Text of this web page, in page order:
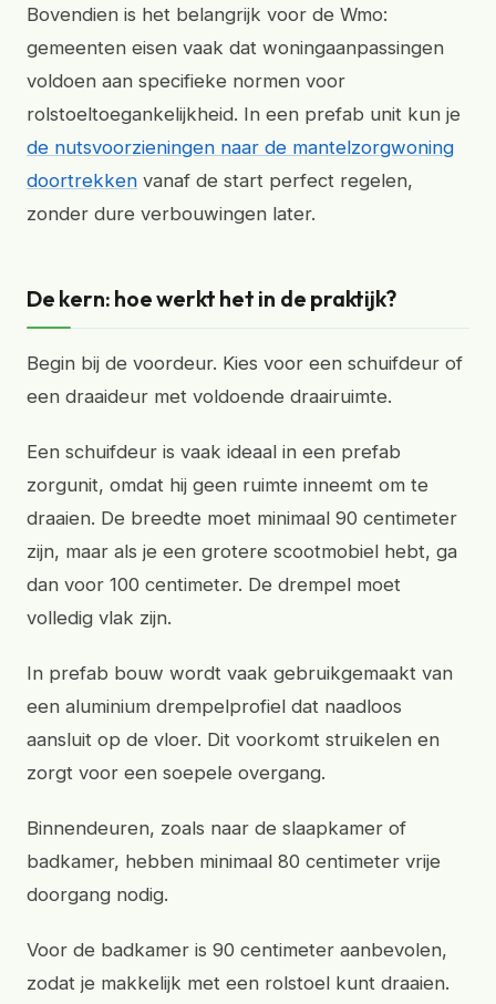
Bovendien is het belangrijk voor de Wmo:
gemeenten eisen vaak dat woningaanpassingen
voldoen aan specifieke normen voor
rolstoeltoegankelijkheid. In een prefab unit kun je
de nutsvoorzieningen naar de mantelzorgwoning
doortrekken vanaf de start perfect regelen,
zonder dure verbouwingen later.
De kern: hoe werkt het in de praktijk?
Begin bij de voordeur. Kies voor een schuifdeur of
een draaideur met voldoende draairuimte.
Een schuifdeur is vaak ideaal in een prefab
zorgunit, omdat hij geen ruimte inneemt om te
draaien. De breedte moet minimaal 90 centimeter
zijn, maar als je een grotere scootmobiel hebt, ga
dan voor 100 centimeter. De drempel moet
volledig vlak zijn.
In prefab bouw wordt vaak gebruikgemaakt van
een aluminium drempelprofiel dat naadloos
aansluit op de vloer. Dit voorkomt struikelen en
zorgt voor een soepele overgang.
Binnendeuren, zoals naar de slaapkamer of
badkamer, hebben minimaal 80 centimeter vrije
doorgang nodig.
Voor de badkamer is 90 centimeter aanbevolen,
zodat je makkelijk met een rolstoel kunt draaien.